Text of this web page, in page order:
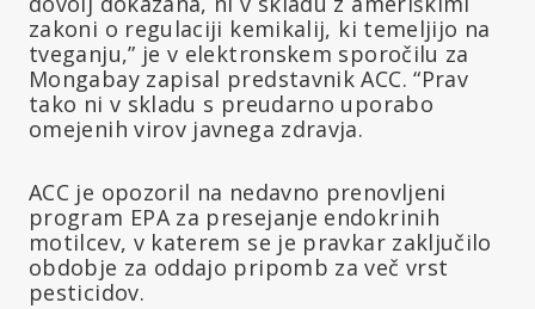
zakoni o regulaciji kemikalij, ki temeljijo na
tveganju,” je v elektronskem sporočilu za
Mongabay zapisal predstavnik ACC. “Prav
tako ni v skladu s preudarno uporabo
omejenih virov javnega zdravja.
ACC je opozoril na nedavno prenovljeni
program EPA za presejanje endokrinih
motilcev, v katerem se je pravkar zaključilo
obdobje za oddajo pripomb za več vrst
pesticidov.